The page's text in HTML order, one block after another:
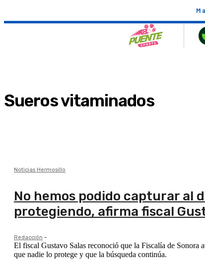
Sueros vitaminados
Noticias Hermosillo
No hemos podido capturar al
protegiendo, afirma fiscal
Redacción -
El fiscal Gustavo Salas reconoció que la Fiscalía de Sonora
que nadie lo protege y que la búsqueda continúa.